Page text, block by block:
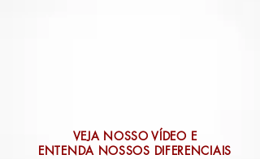
VEJA NOSSO VÍDEO E
ENTENDA NOSSOS DIFERENCIAIS